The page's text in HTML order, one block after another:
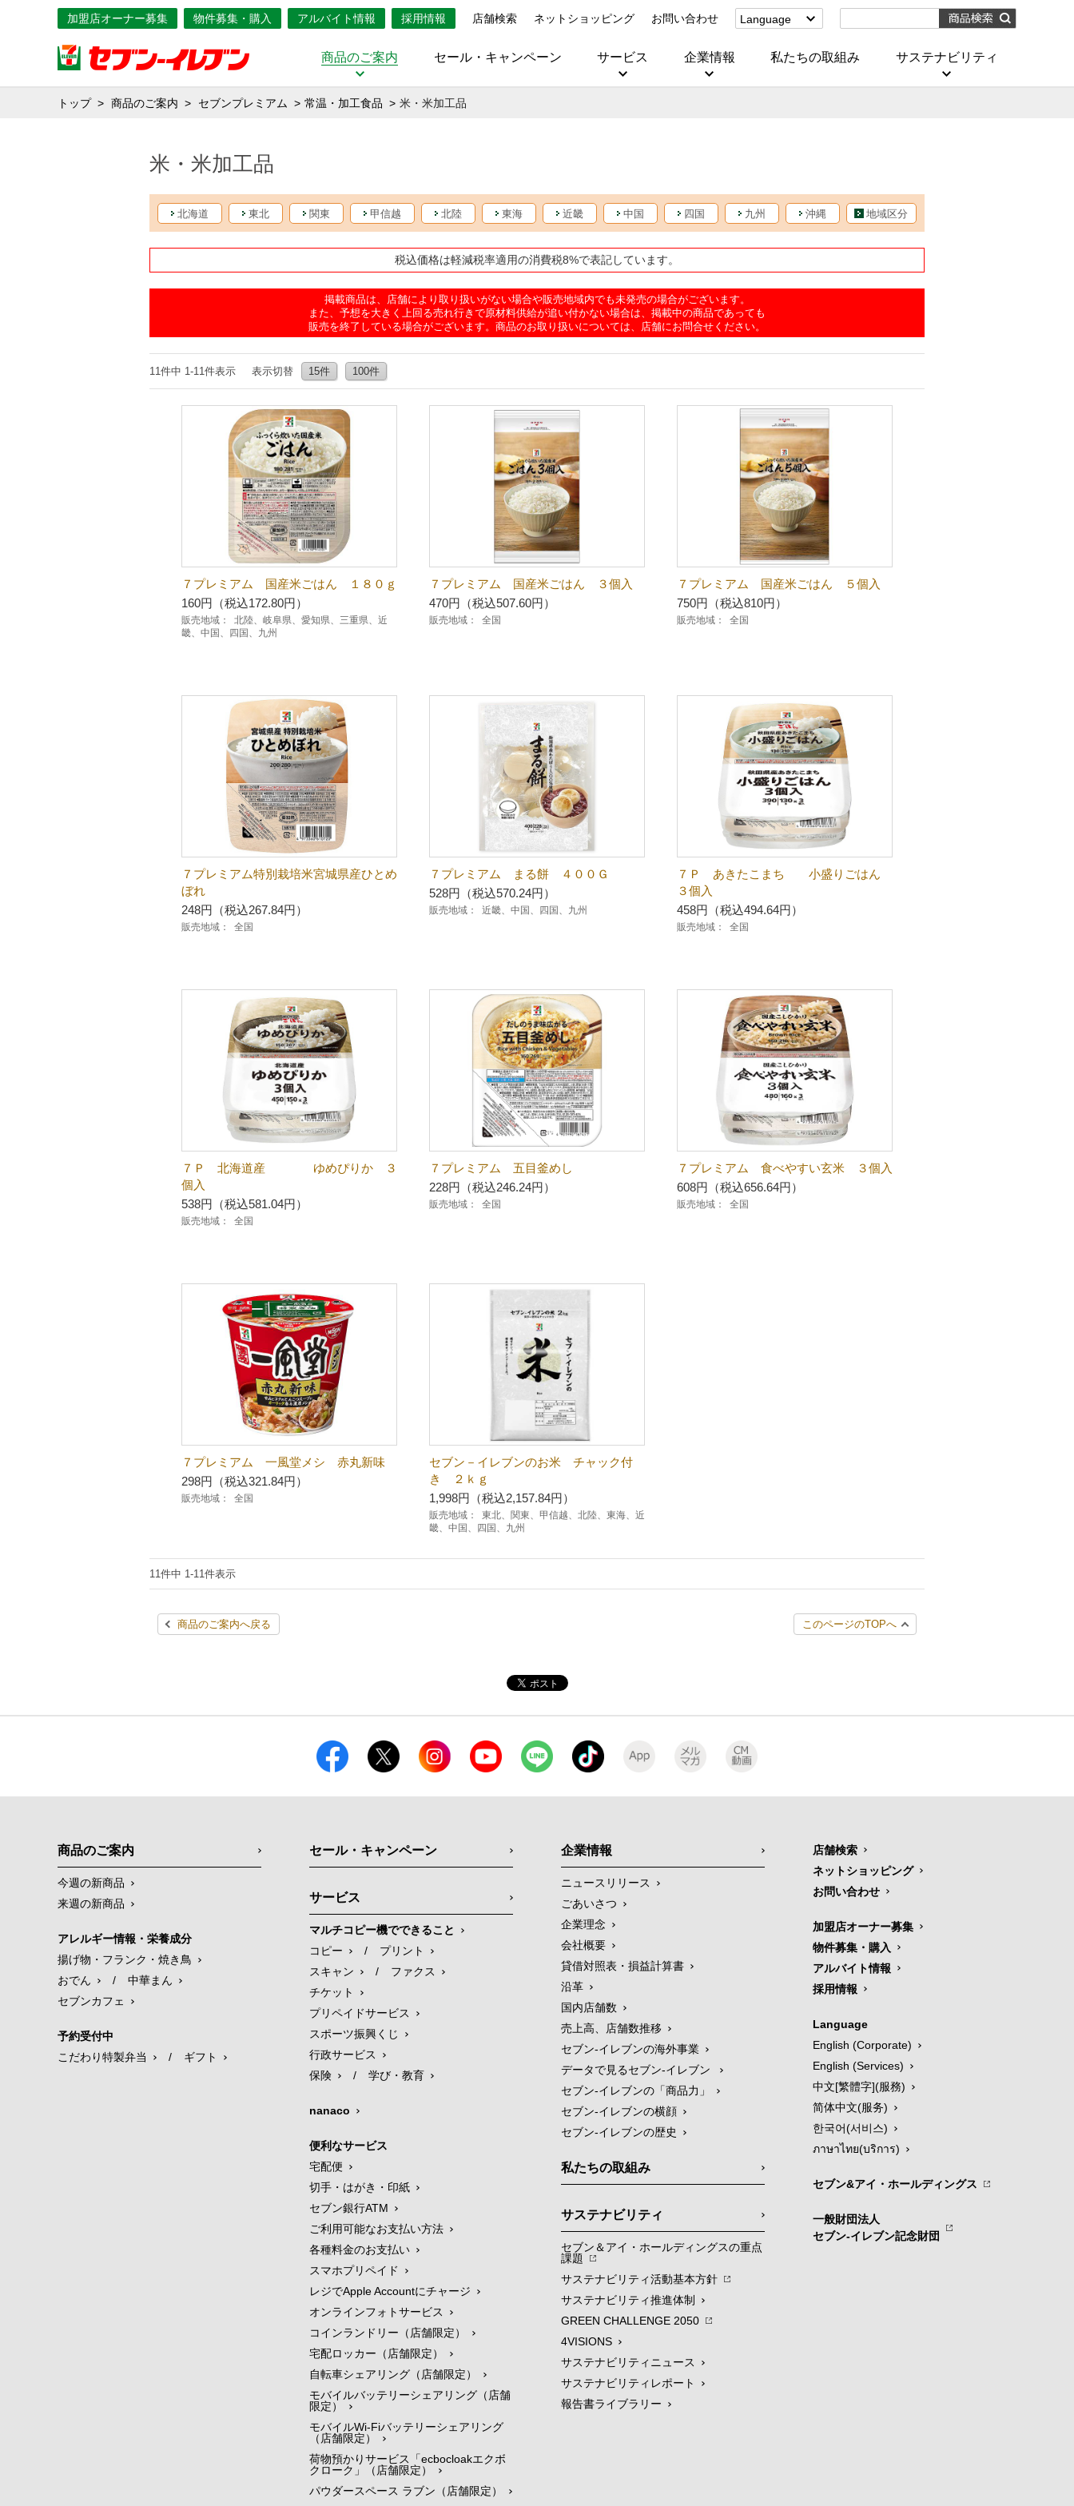
加盟店オーナー募集 物件募集・購入 アルバイト情報 採用情報 店舗検索 ネットショッピング お問い合わせ
Language
(Corporate)
(บริการ)
商品のご案内 セール・キャンペーン サービス 企業情報 私たちの取組み サステナビリティ
トップ 商品のご案内 セブンプレミアム 常温・加工食品 米・米加工品
米・米加工品
北海道 東北 関東 甲信越 北陸 東海 近畿 中国 四国 九州 沖縄 地域区分
税込価格は軽減税率適用の消費税8%で表記しています。
掲載商品は、店舗により取り扱いがない場合や販売地域内でも未発売の場合がございます。
また、予想を大きく上回る売れ行きで原材料供給が追い付かない場合は、掲載中の商品であっても
販売を終了している場合がございます。商品のお取り扱いについては、店舗にお問合せください。
11件中 1-11件表示 表示切替 15件 100件
７プレミアム 国産米ごはん １８０ｇ
160円（税込172.80円）
販売地域：
北陸、岐阜県、愛知県、三重県、近
畿、中国、四国、九州
７プレミアム 国産米ごはん ３個入
470円（税込507.60円）
販売地域： 全国
７プレミアム 国産米ごはん ５個入
750円（税込810円）
販売地域： 全国
７プレミアム特別栽培米宮城県産ひとめ
ぼれ
248円（税込267.84円）
販売地域： 全国
７プレミアム まる餅 ４００Ｇ
528円（税込570.24円）
販売地域： 近畿、中国、四国、九州
７Ｐ あきたこまち 小盛りごはん
３個入
458円（税込494.64円）
販売地域： 全国
７Ｐ 北海道産 ゆめぴりか ３
個入
538円（税込581.04円）
販売地域： 全国
７プレミアム 五目釜めし
228円（税込246.24円）
販売地域： 全国
７プレミアム 食べやすい玄米 ３個入
608円（税込656.64円）
販売地域： 全国
７プレミアム 一風堂メシ 赤丸新味
298円（税込321.84円）
販売地域： 全国
セブン－イレブンのお米 チャック付
き ２ｋｇ
1,998円（税込2,157.84円）
販売地域：
東北、関東、甲信越、北陸、東海、近
畿、中国、四国、九州
11件中 1-11件表示
商品のご案内へ戻る このページのTOPへ
商品のご案内
今週の新商品
来週の新商品
アレルギー情報・栄養成分
揚げ物・フランク・焼き鳥
おでん
/
中華まん
セブンカフェ
予約受付中
こだわり特製弁当
/ ギフト
セール・キャンペーン
サービス
マルチコピー機でできること
コピー
/
プリント
スキャン
/
ファクス
チケット
プリペイドサービス
スポーツ振興くじ
行政サービス
保険
/ 学び・教育
nanaco
便利なサービス
宅配便
切手・はがき・印紙
セブン銀行ATM
ご利用可能なお支払い方法
各種料金のお支払い
スマホプリペイド
レジでApple Accountにチャージ
オンラインフォトサービス
コインランドリー（店舗限定）
宅配ロッカー（店舗限定）
自転車シェアリング（店舗限定）
モバイルバッテリーシェアリング（店舗
限定）
モバイルWi-Fiバッテリーシェアリング
（店舗限定）
荷物預かりサービス「ecbocloakエクボ
クローク」（店舗限定）
パウダースペース ラブン（店舗限定）
企業情報
ニュースリリース
ごあいさつ
企業理念
会社概要
貸借対照表・損益計算書
沿革
国内店舗数
売上高、店舗数推移
セブン‐イレブンの海外事業
データで見るセブン‐イレブン
セブン‐イレブンの「商品力」
セブン-イレブンの横顔
セブン-イレブンの歴史
私たちの取組み
サステナビリティ
セブン＆アイ・ホールディングスの重点
課題
サステナビリティ活動基本方針
サステナビリティ推進体制
GREEN CHALLENGE 2050
4VISIONS
サステナビリティニュース
サステナビリティレポート
報告書ライブラリー
店舗検索
ネットショッピング
お問い合わせ
加盟店オーナー募集
物件募集・購入
アルバイト情報
採用情報
Language
English (Corporate)
English (Services)
中文[繁體字](服務)
简体中文(服务)
한국어(서비스)
ภาษาไทย(บริการ)
セブン&アイ・ホールディングス
一般財団法人
セブン-イレブン記念財団